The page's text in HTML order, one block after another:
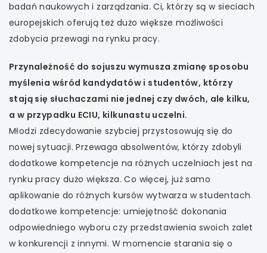
uwaga, link otwiera się w nowej karcie
uwaga, link otwiera się w nowej karcie
uwaga, link otwiera się w nowej karcie
badań naukowych i zarządzania. Ci, którzy są w sieciach
europejskich oferują też dużo większe możliwości
zdobycia przewagi na rynku pracy.
Przynależność do sojuszu wymusza zmianę sposobu
myślenia wśród kandydatów i studentów, którzy
stają się słuchaczami nie jednej czy dwóch, ale kilku,
a w przypadku ECIU, kilkunastu uczelni.
Młodzi zdecydowanie szybciej przystosowują się do
nowej sytuacji. Przewaga absolwentów, którzy zdobyli
dodatkowe kompetencje na różnych uczelniach jest na
rynku pracy dużo większa. Co więcej, już samo
aplikowanie do różnych kursów wytwarza w studentach
dodatkowe kompetencje: umiejętność dokonania
odpowiedniego wyboru czy przedstawienia swoich zalet
w konkurencji z innymi. W momencie starania się o